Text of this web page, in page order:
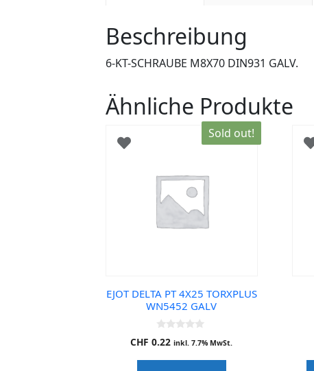
Beschreibung
6-KT-SCHRAUBE M8X70 DIN931 GALV.
Ähnliche Produkte
Sold out!
EJOT DELTA PT 4X25 TORXPLUS
WN5452 GALV
0
o
CHF 0.22 inkl. 7.7% MwSt.